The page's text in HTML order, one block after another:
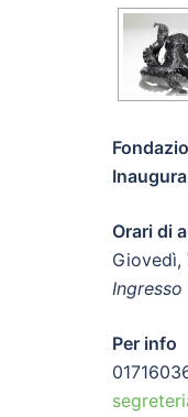
Orari di
Giovedì,
Per info